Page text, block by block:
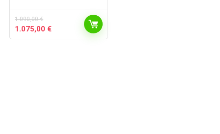
1.090,00€
Original
price
1.075,00 €Η
τρέχουσα